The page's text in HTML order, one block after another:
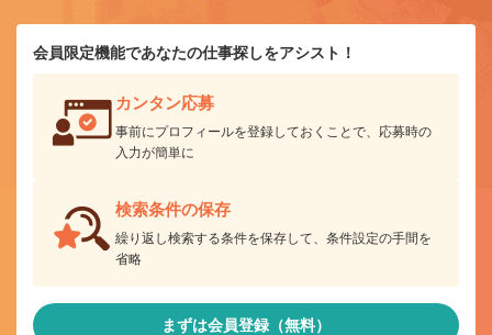
会員限定機能であなたの仕事探しをアシスト！
カンタン応募
事前にプロフィールを登録しておくことで、応募時の
入力が簡単に
検索条件の保存
繰り返し検索する条件を保存して、条件設定の手間を
省略
まずは会員登録（無料）